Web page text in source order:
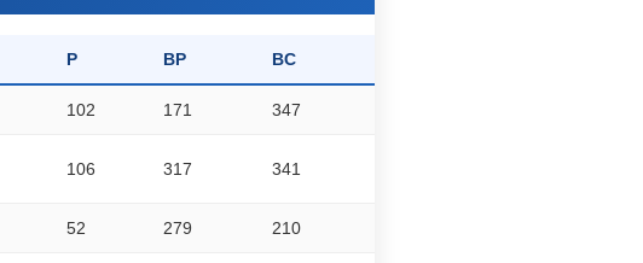
P BP BC
102 171 347
106 317 341
52 279 210